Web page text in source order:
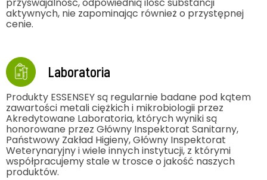
przyswajalność, odpowiednią ilość substancji
aktywnych, nie zapominając również o przystępnej
cenie.
Laboratoria
Produkty ESSENSEY są regularnie badane pod kątem
zawartości metali ciężkich i mikrobiologii przez
Akredytowane Laboratoria, których wyniki są
honorowane przez Główny Inspektorat Sanitarny,
Państwowy Zakład Higieny, Główny Inspektorat
Weterynaryjny i wiele innych instytucji, z którymi
współpracujemy stale w trosce o jakość naszych
produktów.